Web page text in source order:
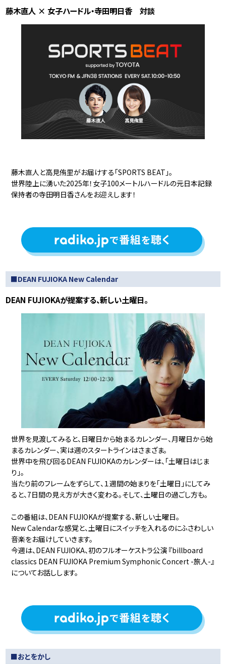
藤木直人 × 女子ハードル・寺田明日香 対談
藤木直人と高見侑里がお届けする「SPORTS BEAT」。
世界陸上に湧いた2025年！女子100メートルハードルの元日本記録
保持者の寺田明日香さんをお迎えします！
■DEAN FUJIOKA New Calendar
DEAN FUJIOKAが提案する、新しい土曜日。
世界を見渡してみると、日曜日から始まるカレンダー、月曜日から始
まるカレンダー、実は週のスタートラインはさまざま。
世界中を飛び回るDEAN FUJIOKAのカレンダーは、「土曜日はじま
り」。
当たり前のフレームをずらして、１週間の始まりを「土曜日」にしてみ
ると、7日間の見え方が大きく変わる。そして、土曜日の過ごし方も。
この番組は、DEAN FUJIOKAが提案する、新しい土曜日。
New Calendarな感覚と、土曜日にスイッチを入れるのにふさわしい
音楽をお届けしていきます。
今週は、DEAN FUJIOKA、初のフルオーケストラ公演 『billboard
classics DEAN FUJIOKA Premium Symphonic Concert -旅人-』
についてお話しします。
■おとをかし